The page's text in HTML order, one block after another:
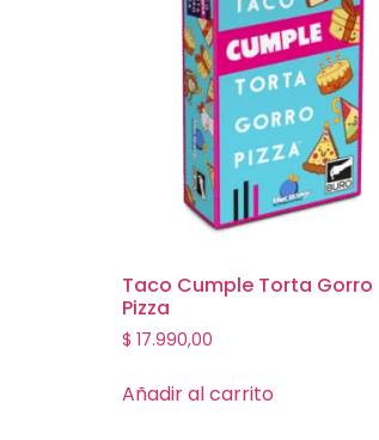
Taco Cumple Torta Gorro
Pizza
$ 17.990,00
Añadir al carrito